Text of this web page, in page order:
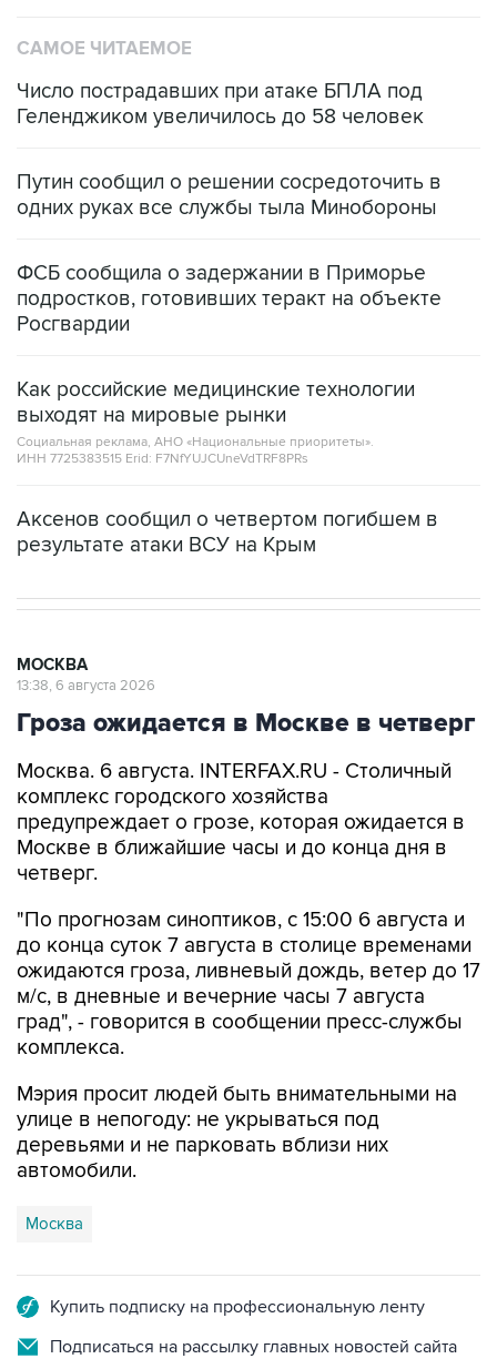
САМОЕ ЧИТАЕМОЕ
Число пострадавших при атаке БПЛА под
Геленджиком увеличилось до 58 человек
Путин сообщил о решении сосредоточить в
одних руках все службы тыла Минобороны
ФСБ сообщила о задержании в Приморье
подростков, готовивших теракт на объекте
Росгвардии
Как российские медицинские технологии
выходят на мировые рынки
Социальная реклама, АНО «Национальные приоритеты».
ИНН 7725383515 Erid: F7NfYUJCUneVdTRF8PRs
Аксенов сообщил о четвертом погибшем в
результате атаки ВСУ на Крым
МОСКВА
13:38, 6 августа 2026
Гроза ожидается в Москве в четверг
Москва. 6 августа. INTERFAX.RU - Столичный
комплекс городского хозяйства
предупреждает о грозе, которая ожидается в
Москве в ближайшие часы и до конца дня в
четверг.
"По прогнозам синоптиков, с 15:00 6 августа и
до конца суток 7 августа в столице временами
ожидаются гроза, ливневый дождь, ветер до 17
м/с, в дневные и вечерние часы 7 августа
град", - говорится в сообщении пресс-службы
комплекса.
Мэрия просит людей быть внимательными на
улице в непогоду: не укрываться под
деревьями и не парковать вблизи них
автомобили.
Москва
Купить подписку на профессиональную ленту
Подписаться на рассылку главных новостей сайта